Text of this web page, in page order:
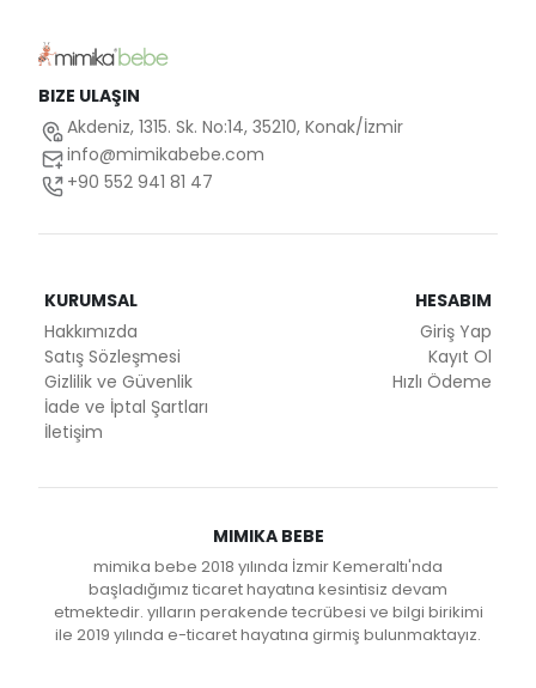
BIZE ULAŞIN
Akdeniz, 1315. Sk. No:14, 35210, Konak/İzmir
info@mimikabebe.com
+90 552 941 81 47
KURUMSAL
Hakkımızda
Satış Sözleşmesi
Gizlilik ve Güvenlik
İade ve İptal Şartları
İletişim
HESABIM
Giriş Yap
Kayıt Ol
Hızlı Ödeme
MIMIKA BEBE
mimika bebe 2018 yılında İzmir Kemeraltı'nda
başladığımız ticaret hayatına kesintisiz devam
etmektedir. yılların perakende tecrübesi ve bilgi birikimi
ile 2019 yılında e-ticaret hayatına girmiş bulunmaktayız.